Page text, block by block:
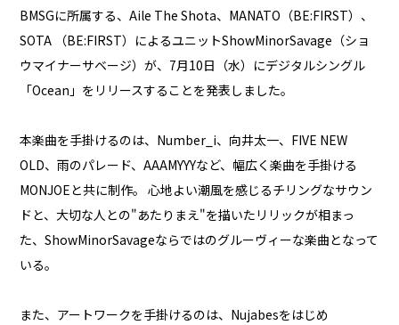
BMSGに所属する、Aile The Shota、MANATO（BE:FIRST）、
SOTA （BE:FIRST）によるユニットShowMinorSavage（ショ
ウマイナーサベージ）が、7月10日（水）にデジタルシングル
「Ocean」をリリースすることを発表しました。
本楽曲を手掛けるのは、Number_i、向井太一、FIVE NEW
OLD、雨のパレード、AAAMYYYなど、幅広く楽曲を手掛ける
MONJOEと共に制作。 心地よい潮風を感じるチリングなサウン
ドと、大切な人との"あたりまえ"を描いたリリックが相まっ
た、ShowMinorSavageならではのグルーヴィーな楽曲となって
いる。
また、アートワークを手掛けるのは、Nujabesをはじめ